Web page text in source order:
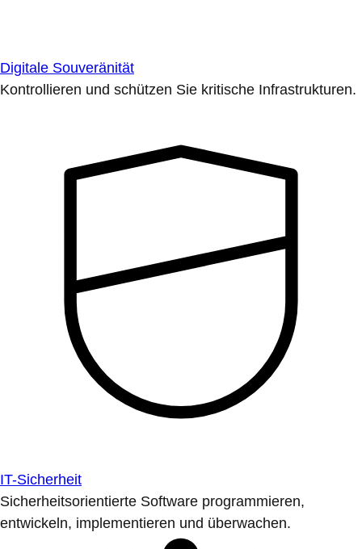
Digitale Souveränität
Kontrollieren und schützen Sie kritische Infrastrukturen.
IT-Sicherheit
Sicherheitsorientierte Software programmieren,
entwickeln, implementieren und überwachen.